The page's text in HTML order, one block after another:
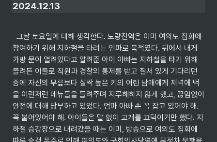
2024.12.13
참여하기 위해 지하철을 타려는 인파로 북적였다. 뒤에서 내게
가방 문이 열려있다고 알려준 아이 아빠는 지하철을 타기 위해
몰려든 이들로 직원과 경찰의 통제를 받고 질서 있게 기다리던
중에 자신의 무릎보다 살짝 높은 키의 어린 남매에게 저녁에 먹
을 이런저런 메뉴들을 들려주며 지루해하지 않게 했고, 끊임없이
안전에 대해 당부하고 있었다. 엄마 아빠 손 꼭 잡고 있어야 해.
꼭 붙어있어야 해. 아이들은 말 없이 고개를 끄덕이기만 했다. 지
하철 승강장으로 내려갔을 때는 이미, 방송으로 여의도 집회에